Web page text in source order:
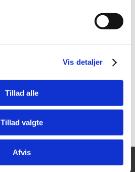
Vis detaljer
Tillad alle
Tillad valgte
Afvis
Tajima Top Conve, kl. 1
Vis mere